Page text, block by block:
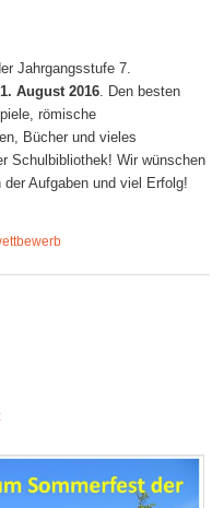
Jahrgangsstufe 7.
August 2016. Den besten
römische
Bücher und vieles
Schulbibliothek! Wir wünschen
Aufgaben und viel Erfolg!